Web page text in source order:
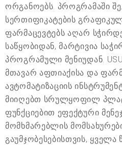
ორგანოებს. პროგრამაში
სერთიფიკატების
ფარმაცევტებს აღარ
საწყობიდან, მარტივია
პროგრამული მენიუდან.
მთავარ აფთიაქისა და
ავტომატიზაციის
მიიღებთ სრულყოფილ
ფუნქციებით ეფექტური
მომხმარებლის
გაუმჯობესებისთვის,